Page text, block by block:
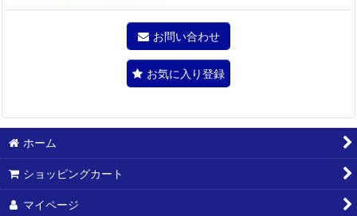
お問い合わせ
お気に入り登録
ホーム
ショッピングカート
マイページ